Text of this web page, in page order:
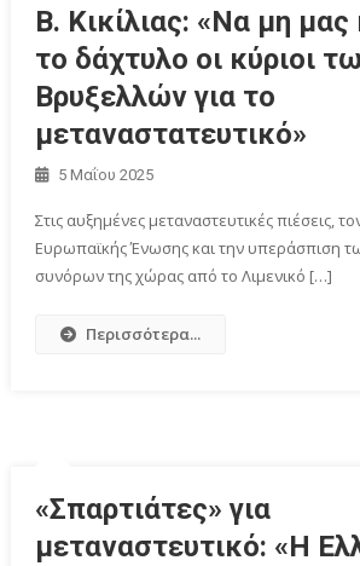
Β. Κικίλιας: «Να μη
το δάχτυλο οι κύριοι
Βρυξελλών για το
μεταναστατευτικό»
5 Μαΐου 2025
Στις αυξημένες μεταναστευτικές πιέσεις,
Ευρωπαϊκής Ένωσης και την υπεράσπιση
συνόρων της χώρας από το Λιμενικό […]
Περισσότερα...
«Σπαρτιάτες» για
μεταναστευτικό: «Η